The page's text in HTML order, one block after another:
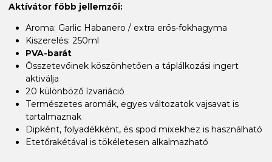
Aktívátor főbb jellemzői:
Aroma: Garlic Habanero / extra erős-fokhagyma
Kiszerelés: 250ml
PVA-barát
Összetevőinek köszönhetően a táplálkozási ingert
aktiválja
20 különböző ízvariáció
Természetes aromák, egyes változatok vajsavat is
tartalmaznak
Dipként, folyadékként, és spod mixekhez is használható
Etetőrakétával is tökéletesen alkalmazható